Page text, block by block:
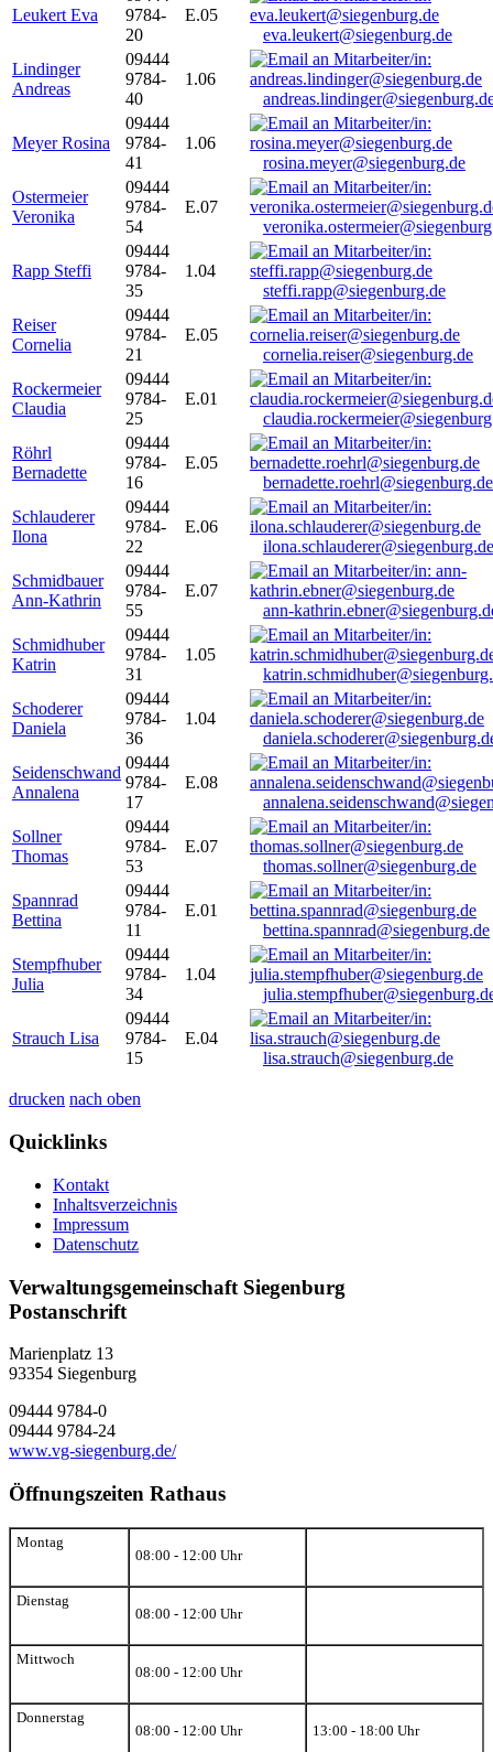
Leukert Eva
9784-
20
E.05
eva.leukert@siegenburg.de
Lindinger
Andreas
09444
9784-
40
1.06
Meyer Rosina
09444
9784-
41
1.06
rosina.meyer@siegenburg.de
Ostermeier
Veronika
09444
9784-
54
E.07
Rapp Steffi
09444
9784-
35
1.04
steffi.rapp@siegenburg.de
Reiser
Cornelia
09444
9784-
21
E.05
cornelia.reiser@siegenburg.de
Rockermeier
Claudia
09444
9784-
25
E.01
Röhrl
Bernadette
09444
9784-
16
E.05
bernadette.roehrl@siegenburg.de
Schlauderer
Ilona
09444
9784-
22
E.06
ilona.schlauderer@siegenburg.de
Schmidbauer
Ann-Kathrin
09444
9784-
55
E.07
ann-
Schmidhuber
Katrin
09444
9784-
31
1.05
Schoderer
Daniela
09444
9784-
36
1.04
Seidenschwand
Annalena
09444
9784-
17
E.08
Sollner
Thomas
09444
9784-
53
E.07
thomas.sollner@siegenburg.de
Spannrad
Bettina
09444
9784-
11
E.01
bettina.spannrad@siegenburg.de
Stempfhuber
Julia
09444
9784-
34
1.04
Strauch Lisa
09444
9784-
15
E.04
lisa.strauch@siegenburg.de
drucken nach oben
Quicklinks
Kontakt
Inhaltsverzeichnis
Impressum
Datenschutz
Verwaltungsgemeinschaft Siegenburg
Postanschrift
Marienplatz 13
93354 Siegenburg
09444 9784-0
09444 9784-24
www.vg-siegenburg.de/
Öffnungszeiten Rathaus
Montag
08:00 - 12:00 Uhr
Dienstag
08:00 - 12:00 Uhr
Mittwoch
08:00 - 12:00 Uhr
Donnerstag
08:00 - 12:00 Uhr
13:00 - 18:00 Uhr